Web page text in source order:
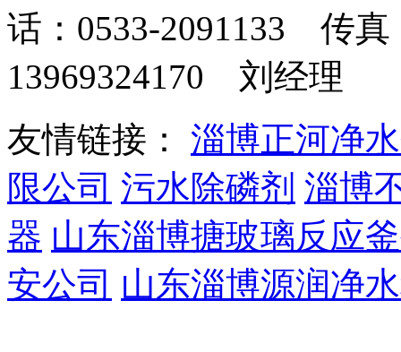
话：0533-2091133 传
13969324170 刘经理
友情链接： 淄博正河净
限公司 污水除磷剂 淄博
器 山东淄博搪玻璃反应
安公司 山东淄博源润净